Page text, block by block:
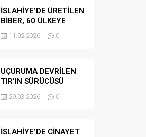
İSLAHİYE’DE ÜRETİLEN
BİBER, 60 ÜLKEYE
İHRAÇ EDİLİYOR
11.02.2026 0
UÇURUMA DEVRİLEN
TIR’IN SÜRÜCÜSÜ
HAYATINI KAYBETTİ
29.03.2026 0
İSLAHİYE’DE CİNAYET